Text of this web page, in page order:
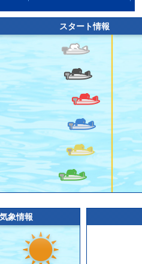
スタート情報
象情報